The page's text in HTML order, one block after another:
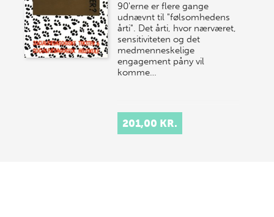
90'erne er flere gange
udnævnt til "følsomhedens
årti". Det årti, hvor nærværet,
sensitiviteten og det
medmenneskelige
engagement påny vil
komme…
201,00 KR.